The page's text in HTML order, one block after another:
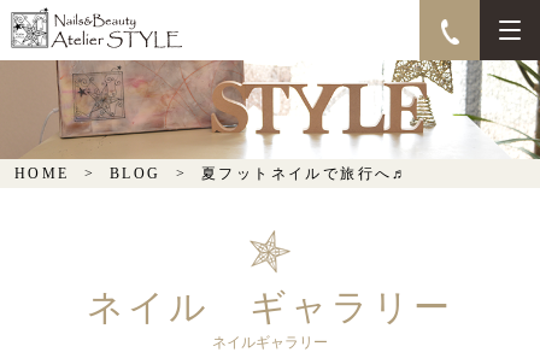
夏フットネイルで旅行へ
♬
HOME BLOG 夏フットネイルで旅行へ♬
ネイル ギャラリー
ネイルギャラリー